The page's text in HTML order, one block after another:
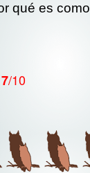
qué es
/10